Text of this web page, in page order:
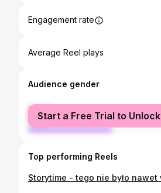
Engagement rate
Average Reel plays
Audience gender
female
male
Start a Free Trial to Unlock
Top performing Reels